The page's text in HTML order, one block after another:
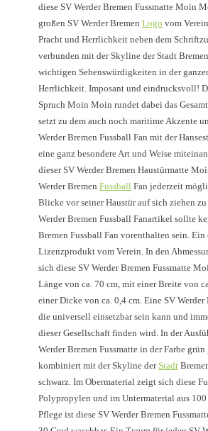
diese SV Werder Bremen Fussmatte Moin
großen SV Werder Bremen Logo vom
Pracht und Herrlichkeit neben dem
verbunden mit der Skyline der Stadt
wichtigen Sehenswürdigkeiten in der
Herrlichkeit. Imposant und eindrucksvoll!
Spruch Moin Moin rundet dabei das
setzt zu dem auch noch maritime Akzente
Werder Bremen Fussball Fan mit der
eine ganz besondere Art und Weise
dieser SV Werder Bremen Haustürmatte
Werder Bremen Fussball Fan jederzeit
Blicke vor seiner Haustür auf sich ziehen
Werder Bremen Fussball Fanartikel sollte
Bremen Fussball Fan vorenthalten sein.
Lizenzprodukt vom Verein. In den
sich diese SV Werder Bremen Fussmatte
Länge von ca. 70 cm, mit einer Breite von
einer Dicke von ca. 0,4 cm. Eine SV Werder
die universell einsetzbar sein kann und
dieser Gesellschaft finden wird. In der
Werder Bremen Fussmatte in der Farbe grün
kombiniert mit der Skyline der Stadt
schwarz. Im Obermaterial zeigt sich diese
Polypropylen und im Untermaterial aus
Pflege ist diese SV Werder Bremen